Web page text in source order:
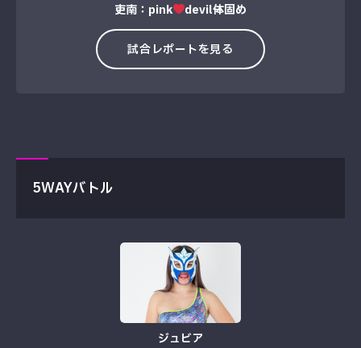
吏南：pink
devil→体固め
試合レポートを見る
5WAYバトル
ジュビア